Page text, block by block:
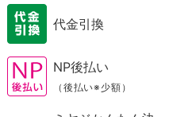
代金引換
NP後払い
（後払い※少額）